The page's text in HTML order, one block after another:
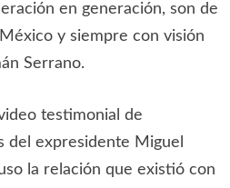
en generación, son de
y siempre con visión
Serrano.
testimonial de
del expresidente Miguel
la relación que existió con